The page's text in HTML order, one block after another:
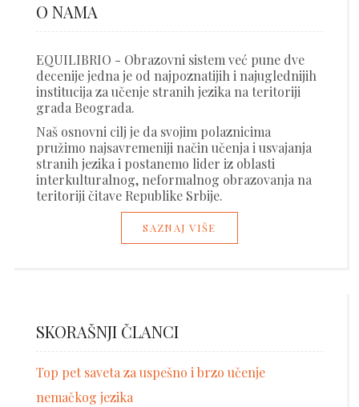
O NAMA
EQUILIBRIO - Obrazovni sistem već pune dve
decenije jedna je od najpoznatijih i najuglednijih
institucija za učenje stranih jezika na teritoriji
grada Beograda.
Naš osnovni cilj je da svojim polaznicima
pružimo najsavremeniji način učenja i usvajanja
stranih jezika i postanemo lider iz oblasti
interkulturalnog, neformalnog obrazovanja na
teritoriji čitave Republike Srbije.
SAZNAJ VIŠE
SKORAŠNJI ČLANCI
Top pet saveta za uspešno i brzo učenje
nemačkog jezika